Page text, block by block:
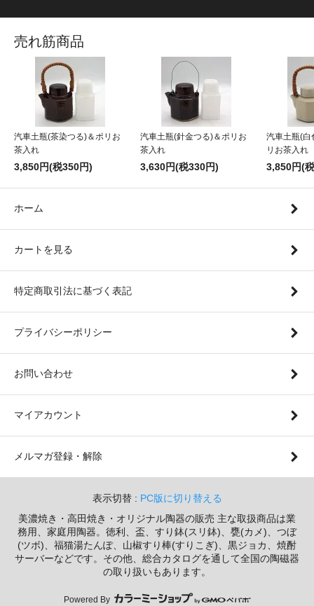
売れ筋商品
汽車土瓶(茶染つる)＆ポリお
茶入れ
3,850円(税350円)
汽車土瓶(針金つる)＆ポリお
茶入れ
3,630円(税330円)
汽車土瓶(白
リお茶入れ
3,850円(
ホーム
カートを見る
特定商取引法に基づく表記
プライバシーポリシー
お問い合わせ
マイアカウント
メルマガ登録・解除
表示切替 : PC版に切り替える
美濃焼き・高田焼き・オリジナル陶器の販売 主な取扱商品は業
務用、家庭用陶器。徳利、盃、すり鉢(スリ鉢)、甕(カメ)、つぼ
(ツボ)、福猫湯たんぽ、山椒すり棒(すりこぎ)、黒ジョカ、焼酎
サーバーなどです。その他、総合カタログを通して全国の陶磁器
の取り扱いもあります。
Powered By